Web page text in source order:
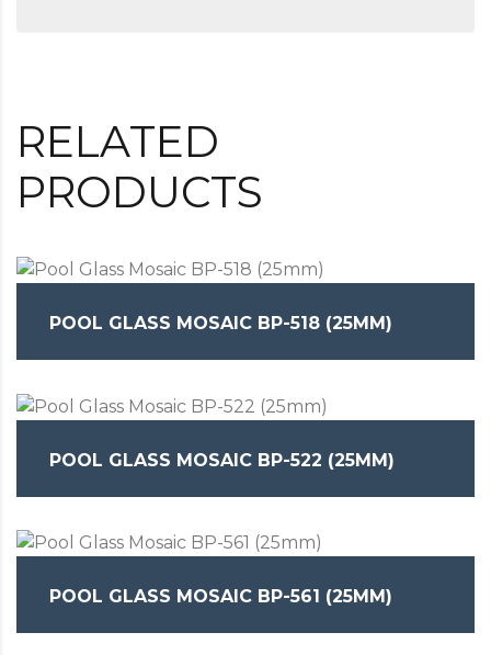
RELATED
PRODUCTS
POOL GLASS MOSAIC BP-518 (25MM)
POOL GLASS MOSAIC BP-522 (25MM)
POOL GLASS MOSAIC BP-561 (25MM)